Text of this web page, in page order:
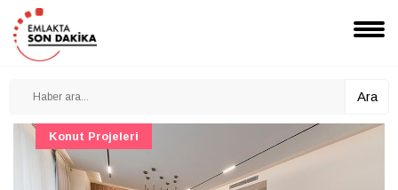
Ara
Konut Projeleri